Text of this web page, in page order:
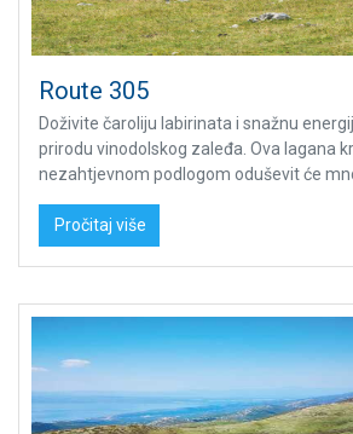
Route 305
Doživite čaroliju labirinata i snažnu
prirodu vinodolskog zaleđa. Ova lagana
nezahtjevnom podlogom oduševit će
Pročitaj više